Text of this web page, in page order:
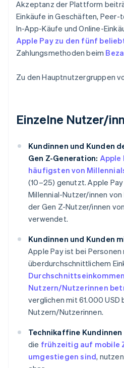
Akzeptanz der Plattform
Einkäufe in Geschäften,
In-App-Käufe und Online-
Apple Pay zu den fünf
Zahlungsmethoden beim
Zu den Hauptnutzergruppen
Einzelne Nutzer/
Kundinnen und Kunden
Gen Z-Generation: Apple
häufigsten von
(10–25) genutzt. Apple Pay
Millennial-Nutzer/innen von
der Gen Z-Nutzer/innen
verwendet.
Kundinnen und Kunden
Apple Pay ist bei Personen
überdurchschnittlichem
Nutzern/Nutzerinnen
verglichen mit 61.000 USD
Nutzern/Nutzerinnen.
Technikaffine Kundinnen
die frühzeitig auf mobile
umgestiegen sind,